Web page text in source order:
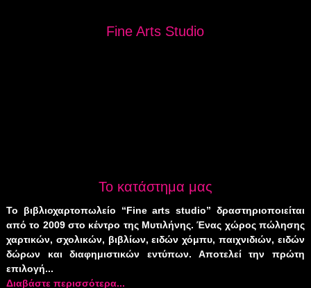
Fine Arts Studio
Το κατάστημα μας
Το βιβλιοχαρτοπωλείο “Fine arts studio” δραστηριοποιείται
από το 2009 στο κέντρο της Μυτιλήνης. Ένας χώρος πώλησης
χαρτικών, σχολικών, βιβλίων, ειδών χόμπυ, παιχνιδιών, ειδών
δώρων και διαφημιστικών εντύπων. Αποτελεί την πρώτη
επιλογή...
Διαβάστε περισσότερα...